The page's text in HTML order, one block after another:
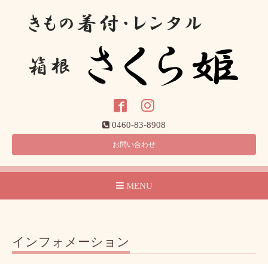
0460-83-8908
お問い合わせ
MENU
インフォメーション